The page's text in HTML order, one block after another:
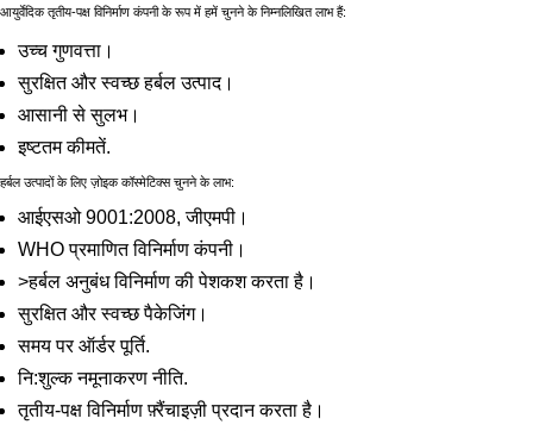
आयुर्वेदिक तृतीय-पक्ष विनिर्माण कंपनी के रूप में हमें चुनने के निम्नलिखित लाभ हैं:
उच्च गुणवत्ता।
सुरक्षित और स्वच्छ हर्बल उत्पाद।
आसानी से सुलभ।
इष्टतम कीमतें.
हर्बल उत्पादों के लिए ज़ोइक कॉस्मेटिक्स चुनने के लाभ:
आईएसओ 9001:2008, जीएमपी।
WHO प्रमाणित विनिर्माण कंपनी।
>हर्बल अनुबंध विनिर्माण की पेशकश करता है।
सुरक्षित और स्वच्छ पैकेजिंग।
समय पर ऑर्डर पूर्ति.
नि:शुल्क नमूनाकरण नीति.
तृतीय-पक्ष विनिर्माण फ़्रैंचाइज़ी प्रदान करता है।